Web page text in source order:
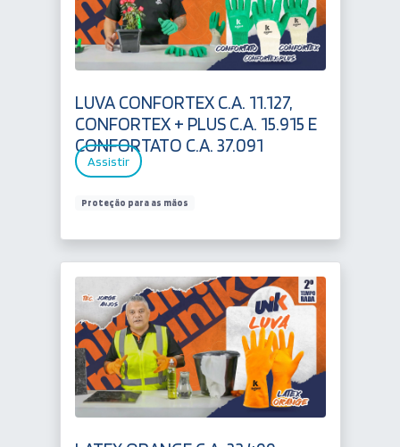
LUVA CONFORTEX C.A. 11.127,
CONFORTEX + PLUS C.A. 15.915 E
CONFORTATO C.A. 37.091
Assistir
Proteção para as mãos